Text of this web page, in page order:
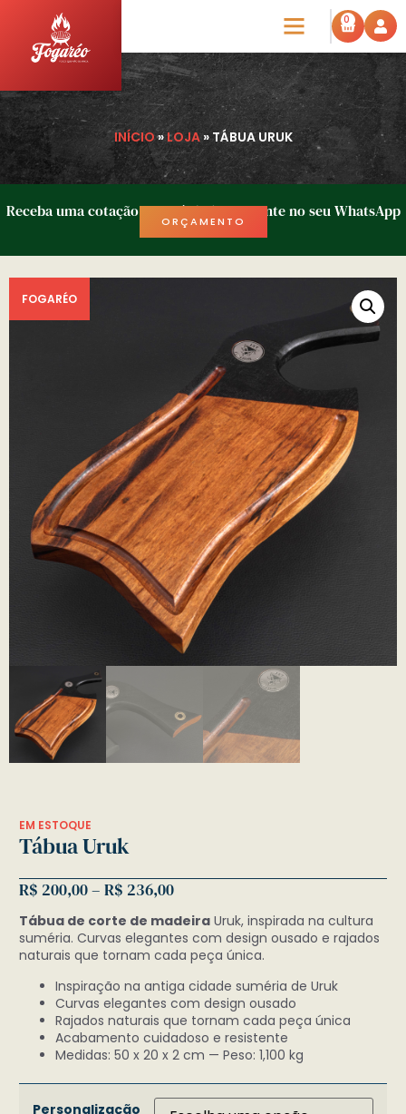
0
INÍCIO»LOJA» TÁBUA URUK
Receba uma cotação em até 1h diretamente no seu WhatsApp
ORÇAMENTO
FOGARÉO
EM ESTOQUE
Tábua Uruk
R$ 200,00– R$ 236,00
Tábua de corte de madeira Uruk, inspirada na cultura
suméria. Curvas elegantes com design ousado e rajados
naturais que tornam cada peça única.
Inspiração na antiga cidade suméria de Uruk
Curvas elegantes com design ousado
Rajados naturais que tornam cada peça única
Acabamento cuidadoso e resistente
Medidas: 50 x 20 x 2 cm — Peso: 1,100 kg
Personalização